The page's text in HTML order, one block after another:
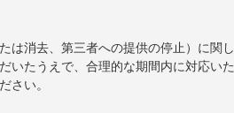
は消去、第三者への提供の停止）に関し
いたうえで、合理的な期間内に対応いた
さい。